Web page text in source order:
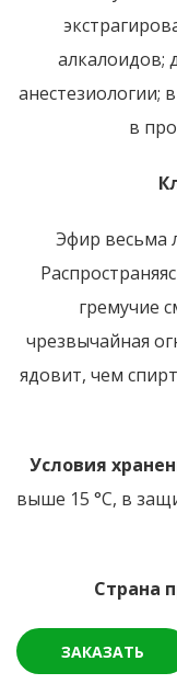
алкалоидов;
анестезиологии;
в
Эфир весьма
гремучие
чрезвычайная
ядовит, чем
Условия
выше 15 °С, в
Страна
ЗАКАЗАТЬ